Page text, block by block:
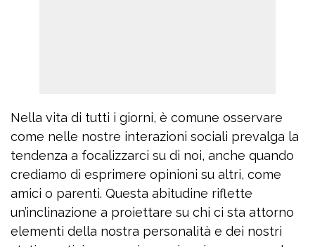
Nella vita di tutti i giorni, è comune osservare
come nelle nostre interazioni sociali prevalga la
tendenza a focalizzarci su di noi, anche quando
crediamo di esprimere opinioni su altri, come
amici o parenti. Questa abitudine riflette
un’inclinazione a proiettare su chi ci sta attorno
elementi della nostra personalità e dei nostri